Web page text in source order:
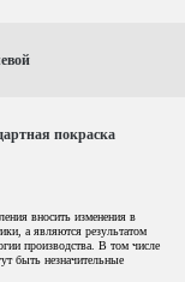
покраска
вносить изменения в
а являются результатом
производства. В том числе
быть незначительные